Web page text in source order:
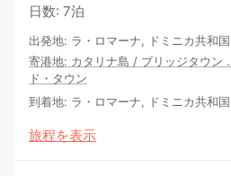
日数: 7泊
出発地: ラ・ロマーナ, ドミニカ共和国
寄港地: カタリナ島 / ブリッジタウン
ド・タウン
到着地: ラ・ロマーナ, ドミニカ共和国
旅程を表示